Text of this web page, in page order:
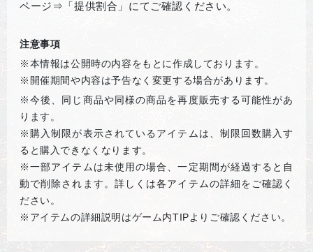
ページ⇒「提供割合」にてご確認ください。
注意事項
※本情報は公開時の内容をもとに作成しております。
※開催期間や内容は予告なく変更する場合があります。
※今後、同じ商品や同様の商品を再度販売する可能性があ
ります。
※購入制限が表示されているアイテムは、制限回数購入す
ると購入できなくなります。
※一部アイテムは未使用の場合、一定期間が経過すると自
動で削除されます。詳しくは各アイテムの詳細をご確認く
ださい。
※アイテムの詳細説明はゲーム内TIPよりご確認ください。